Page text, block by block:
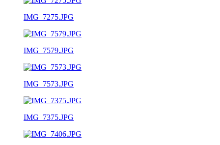
IMG_7275.JPG
IMG_7579.JPG
IMG_7573.JPG
IMG_7375.JPG